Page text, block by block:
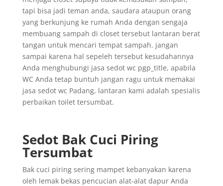
tapi bisa jadi teman anda, saudara ataupun orang
yang berkunjung ke rumah Anda dengan sengaja
membuang sampah di closet tersebut lantaran berat
tangan untuk mencari tempat sampah. jangan
sampai karena hal sepeleh tersebut kesudahannya
Anda menghubungi jasa sedot wc pgp_title, apabila
WC Anda tetap buntuh jangan ragu untuk memakai
jasa sedot wc Padang, lantaran kami adalah spesialis
perbaikan toilet tersumbat.
Sedot Bak Cuci Piring
Tersumbat
Bak cuci piring sering mampet kebanyakan karena
oleh lemak bekas pencucian alat-alat dapur Anda